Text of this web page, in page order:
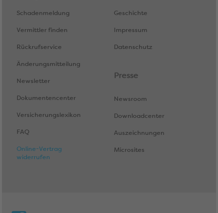
Schadenmeldung
Vermittler finden
Rückrufservice
Änderungsmitteilung
Newsletter
Dokumentencenter
Versicherungslexikon
FAQ
Online-Vertrag
widerrufen
Geschichte
Impressum
Datenschutz
Presse
Newsroom
Downloadcenter
Auszeichnungen
Microsites